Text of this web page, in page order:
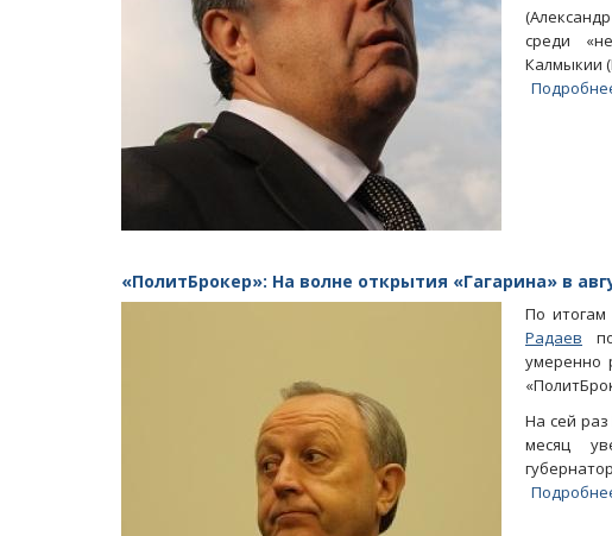
среди
Калмыкии
«ПолитБрокер»: На волне открытия «Гагарина» в
По итогам
Радаев
умеренно
На сей раз
месяц